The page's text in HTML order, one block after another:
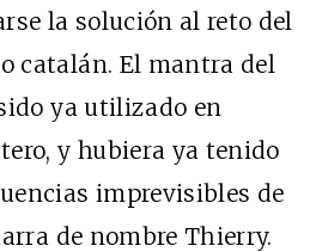
la solución al reto del
catalán. El mantra del
ya utilizado en
y hubiera ya tenido
imprevisibles de
de nombre Thierry.